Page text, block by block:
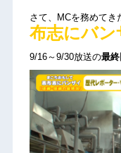
さて、MCを務めてき
布志にバン
9/16～9/30放送の最終